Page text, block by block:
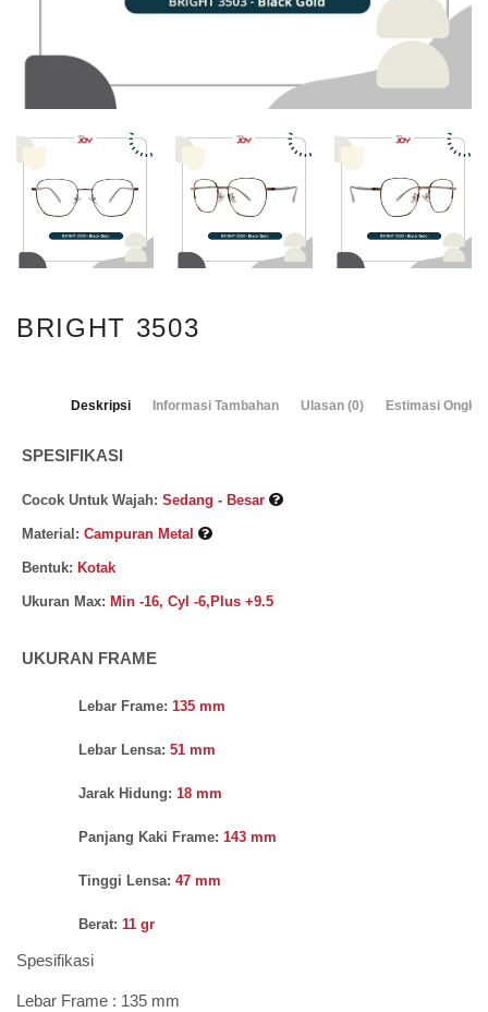
BRIGHT 3503
Deskripsi Informasi Tambahan Ulasan (0) Estimasi
SPESIFIKASI
Cocok Untuk Wajah: Sedang - Besar
Material: Campuran Metal
Bentuk: Kotak
Ukuran Max: Min -16, Cyl -6,Plus +9.5
UKURAN FRAME
Lebar Frame: 135 mm
Lebar Lensa: 51 mm
Jarak Hidung: 18 mm
Panjang Kaki Frame: 143 mm
Tinggi Lensa: 47 mm
Berat: 11 gr
Spesifikasi
Lebar Frame : 135 mm